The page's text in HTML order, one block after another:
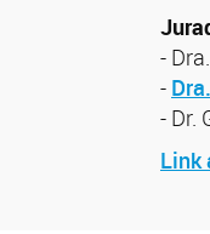
-
-
- Dr.
Link